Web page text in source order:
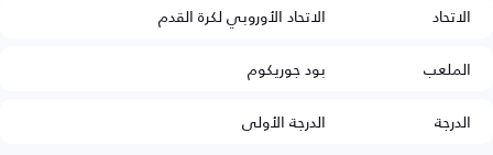
الاتحاد
الاتحاد الأوروبي لكرة القدم
الملعب
بود جوريكوم
الدرجة
الدرجة الأولى